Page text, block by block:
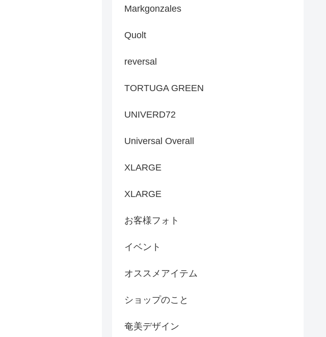
Markgonzales
Quolt
reversal
TORTUGA GREEN
UNIVERD72
Universal Overall
XLARGE
XLARGE
お客様フォト
イベント
オススメアイテム
ショップのこと
奄美デザイン